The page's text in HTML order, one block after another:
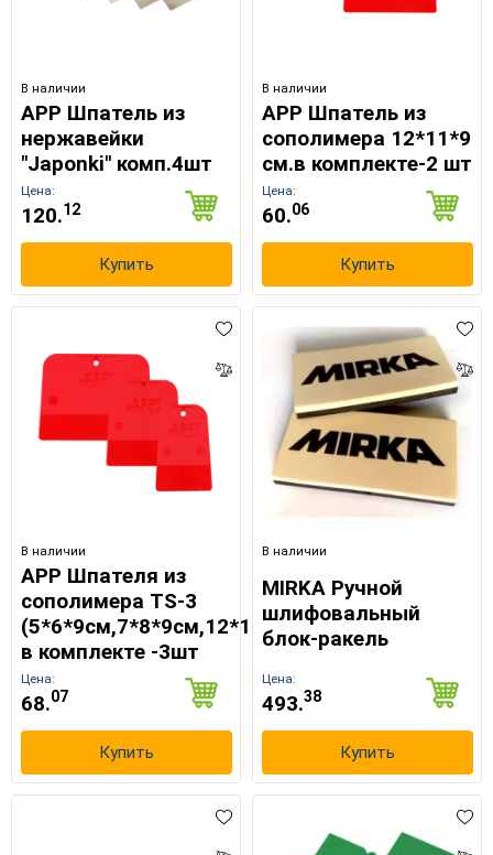
В наличии
APP Шпатель из
нержавейки
"Japonki" комп.4шт
Цена:
120.12
Купить
В наличии
APP Шпатель из
сополимера 12*11*9
см.в комплекте-2 шт
Цена:
60.06
Купить
В наличии
APP Шпателя из
сополимера TS-3
(5*6*9см,7*8*9см,12*11*9см)
в комплекте -3шт
Цена:
68.07
Купить
В наличии
MIRKA Ручной
шлифовальный
блок-ракель
Цена:
493.38
Купить